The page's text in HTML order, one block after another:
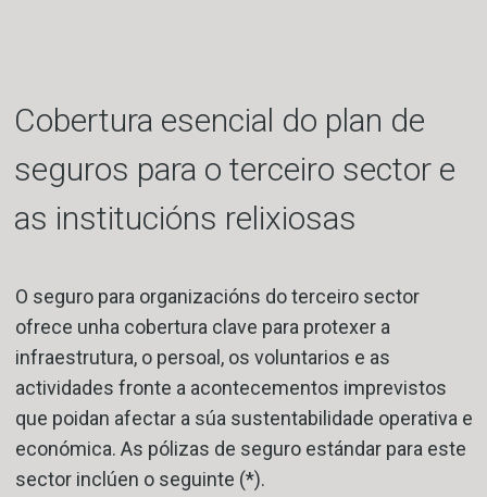
Cobertura esencial do plan de
seguros para o terceiro sector e
as institucións relixiosas
O seguro para organizacións do terceiro sector
ofrece unha cobertura clave para protexer a
infraestrutura, o persoal, os voluntarios e as
actividades fronte a acontecementos imprevistos
que poidan afectar a súa sustentabilidade operativa e
económica. As pólizas de seguro estándar para este
sector inclúen o seguinte (*).